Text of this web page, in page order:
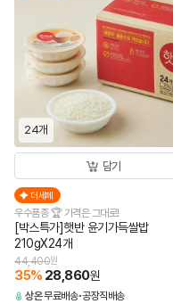
24개
담기
더세페
우수품종 🏆 가격은 그대로!
[박스특가]햇반 윤기가득쌀밥
210gX24개
44,400원
35% 28,860원
상온무료배송 공장직배송